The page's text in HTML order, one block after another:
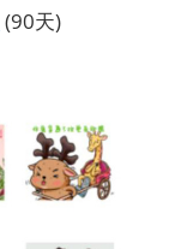
(90天)